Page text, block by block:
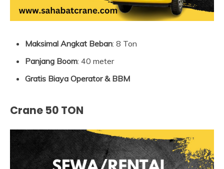
Maksimal Angkat Beban: 8 Ton
Panjang Boom: 40 meter
Gratis Biaya Operator & BBM
Crane 50 TON